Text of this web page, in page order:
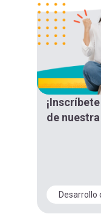
de
Desarrollo